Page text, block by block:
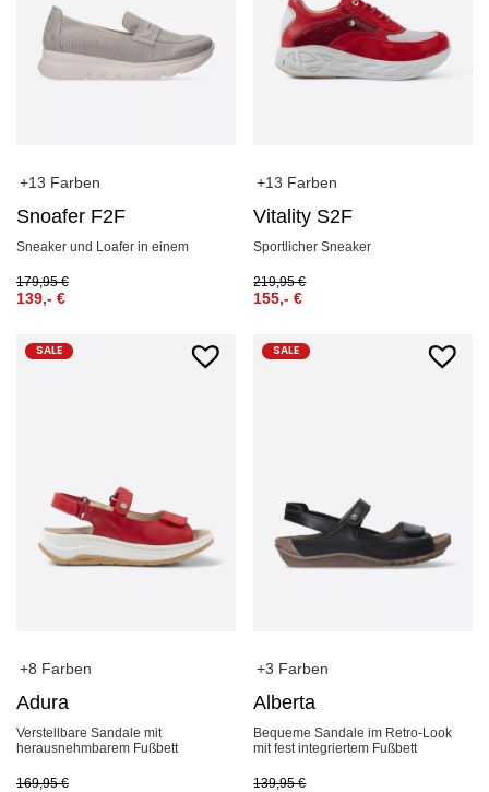
+13 Farben
Snoafer F2F
Sneaker und Loafer in einem
179,95€
139,- €
+13 Farben
Vitality S2F
Sportlicher Sneaker
219,95€
155,-€
SALE
+8 Farben
Adura
Verstellbare Sandale mit
herausnehmbarem Fußbett
169,95€
SALE
+3 Farben
Alberta
Bequeme Sandale im Retro-Look
mit fest integriertem Fußbett
139,95€